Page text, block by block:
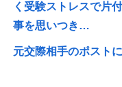
く受験ストレスで片
事を思いつき…
元交際相手のポスト